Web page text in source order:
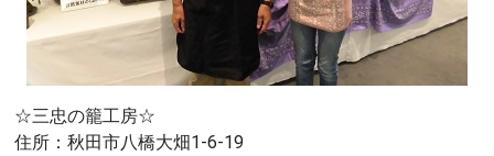
☆三忠の籠工房☆
住所：秋田市八橋大畑1-6-19